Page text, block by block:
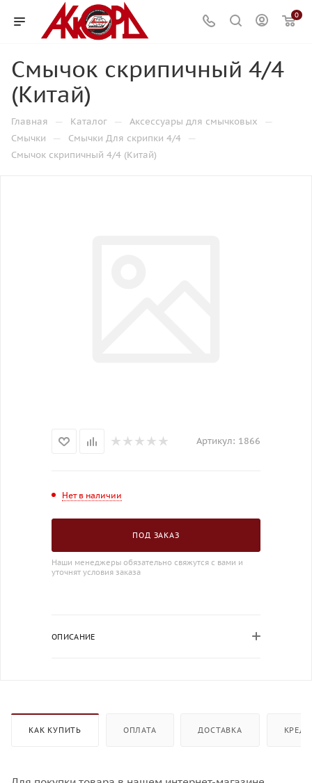
0
Смычок скрипичный 4/4
(Китай)
Главная — Каталог — Аксессуары для смычковых —
Смычки — Смычки Для скрипки 4/4 —
Смычок скрипичный 4/4 (Китай)
Артикул: 1866
Нет в наличии
ПОД ЗАКАЗ
Наши менеджеры обязательно свяжутся с вами и
уточнят условия заказа
ОПИСАНИЕ
КАК КУПИТЬ ОПЛАТА ДОСТАВКА